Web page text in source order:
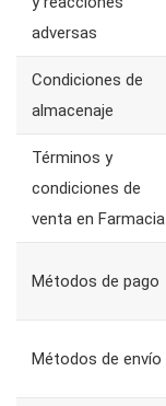
adversas
Condiciones de
almacenaje
Términos y
condiciones de
venta en Farmacia
Métodos de pago
Métodos de envío